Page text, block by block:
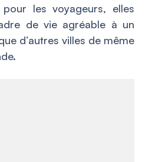
les voyageurs, elles
de vie agréable à un
d’autres villes de même